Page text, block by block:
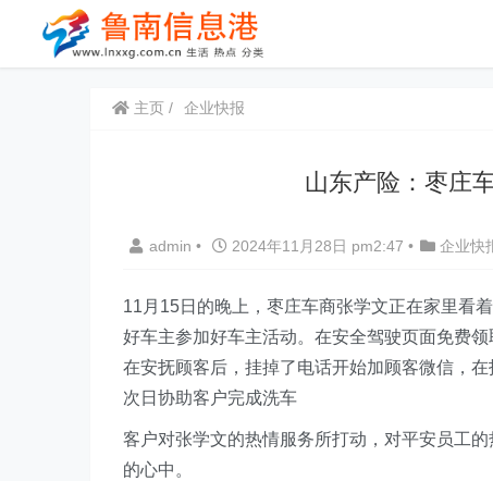
主页 企业快报
山东产险：枣庄
admin • 2024年11月28日 pm2:47 • 企业快
11月15日的晚上，枣庄车商张学文正在家里看
好车主参加好车主活动。在安全驾驶页面免费
在安抚顾客后，挂掉了电话开始加顾客微信，
次日协助客户完成洗车
客户对张学文的热情服务所打动，对平安员工
的心中。